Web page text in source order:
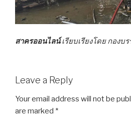
สาครออนไลน์เรียบเรียงโดย กองบ
Leave a Reply
Your email address will not be
are marked *